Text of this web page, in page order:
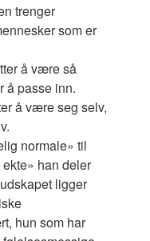
trenger
som er
å være så
å passe inn.
å være seg selv,
normale» til
han deler
ligger
hun som har